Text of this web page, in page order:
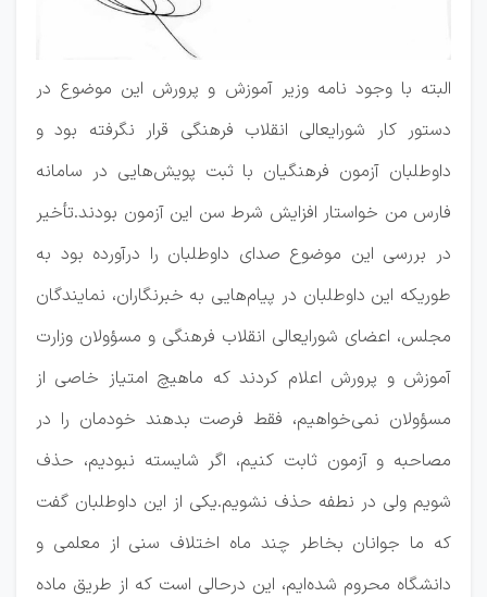
البته با وجود نامه وزیر آموزش و پرورش این موضوع در
دستور کار شورایعالی انقلاب فرهنگی قرار نگرفته بود و
داوطلبان آزمون فرهنگیان با ثبت پویش‌هایی در سامانه
فارس من خواستار افزایش شرط سن این آزمون بودند.تأخیر
در بررسی این موضوع صدای داوطلبان را درآورده بود به
طوریکه این داوطلبان در پیام‌هایی به خبرنگاران، نمایندگان
مجلس، اعضای شورایعالی انقلاب فرهنگی و مسؤولان وزارت
آموزش و پرورش اعلام کردند که ماهیچ امتیاز خاصی از
مسؤولان نمی‌خواهیم، فقط فرصت بدهند خودمان را در
مصاحبه و آزمون ثابت کنیم، اگر شایسته نبودیم، حذف
شویم ولی در نطفه حذف نشویم.یکی از این داوطلبان گفت
که ما جوانان بخاطر چند ماه اختلاف سنی از معلمی و
دانشگاه محروم شده‌ایم، این درحالی است که از طریق ماده